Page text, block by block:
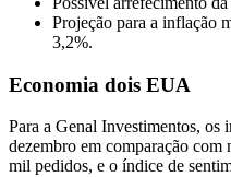
Projeção para a inflação
3,2%.
Economia dois EUA
Para a Genal Investimentos, os
dezembro em comparação
mil pedidos, e o índice de